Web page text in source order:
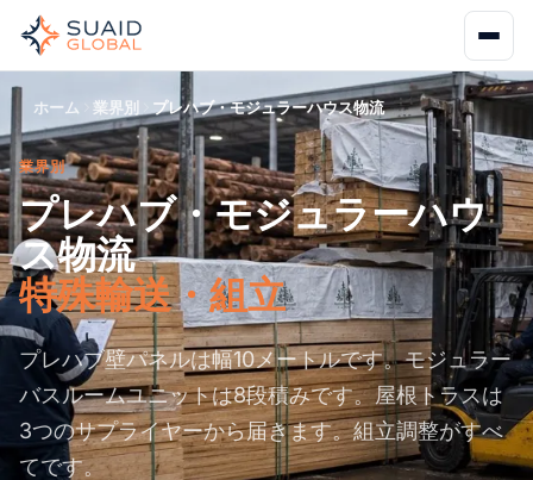
ホーム 業界別 プレハブ・モジュラーハウス物流
業界別
プレハブ・モジュラーハウ
ス物流
特殊輸送・組立
プレハブ壁パネルは幅10メートルです。モジュラー
バスルームユニットは8段積みです。屋根トラスは
3つのサプライヤーから届きます。組立調整がすべ
てです。